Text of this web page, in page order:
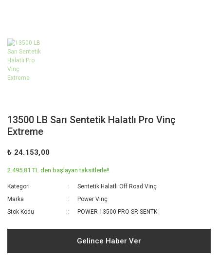
13500 LB Sarı Sentetik Halatlı Pro Vinç
Extreme
₺ 24.153,00
2.495,81 TL den başlayan taksitlerle!!
Kategori
Sentetik Halatlı Off Road Vinç
Marka
Power Vinç
Stok Kodu
POWER 13500 PRO-SR-SENTK
Gelince Haber Ver